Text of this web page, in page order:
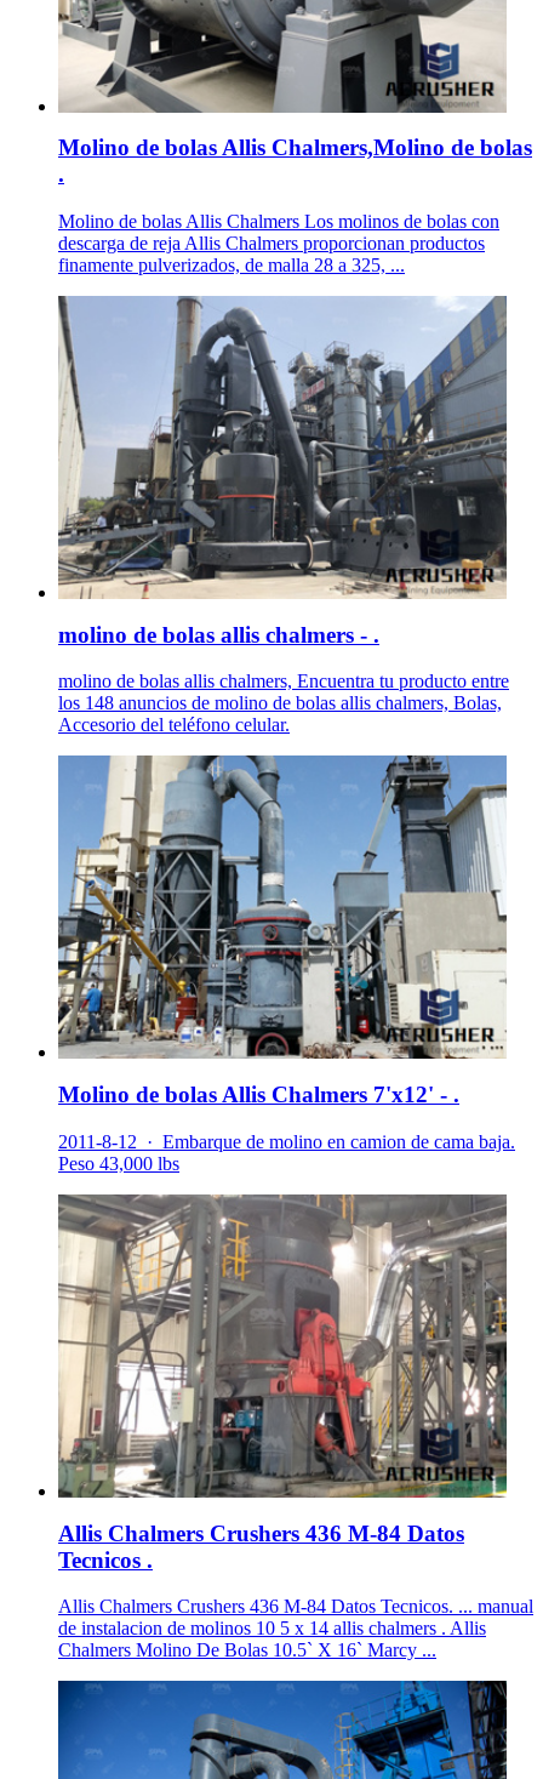
Molino de bolas Allis Chalmers,Molino de bolas
.
Molino de bolas Allis Chalmers Los molinos de bolas con
descarga de reja Allis Chalmers proporcionan productos
finamente pulverizados, de malla 28 a 325, ...
molino de bolas allis chalmers - .
molino de bolas allis chalmers, Encuentra tu producto entre
los 148 anuncios de molino de bolas allis chalmers, Bolas,
Accesorio del teléfono celular.
Molino de bolas Allis Chalmers 7'x12' - .
2011-8-12 · Embarque de molino en camion de cama baja.
Peso 43,000 lbs
Allis Chalmers Crushers 436 M-84 Datos
Tecnicos .
Allis Chalmers Crushers 436 M-84 Datos Tecnicos. ... manual
de instalacion de molinos 10 5 x 14 allis chalmers . Allis
Chalmers Molino De Bolas 10.5` X 16` Marcy ...